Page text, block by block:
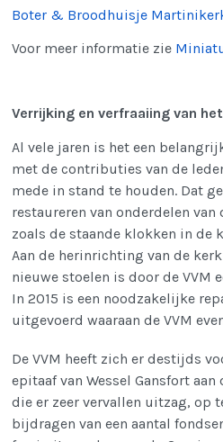
Boter & Broodhuisje
Voor meer informatie zie
Verrijking en verfraaiing van
Al vele jaren is het een
met de contributies van de
mede in stand te houden. Dat
restaureren van onderdelen
zoals de staande klokken in de
Aan de herinrichting van de
nieuwe stoelen is door de VVM
In 2015 is een noodzakelijke
uitgevoerd waaraan de VVM
De VVM heeft zich er destijds
epitaaf van Wessel Gansfort
die er zeer vervallen uitzag, op
bijdragen van een aantal